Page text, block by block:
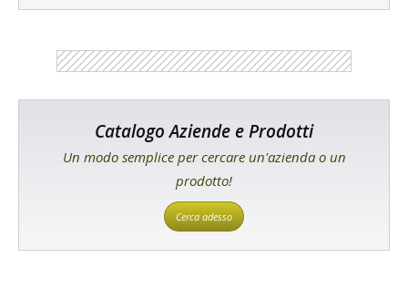
Catalogo Aziende e Prodotti
Un modo semplice per cercare un'azienda o un
prodotto!
Cerca adesso